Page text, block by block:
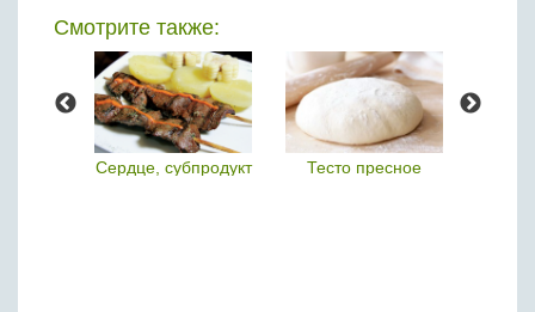
Смотрите также:
Сердце, субпродукт Тесто пресное